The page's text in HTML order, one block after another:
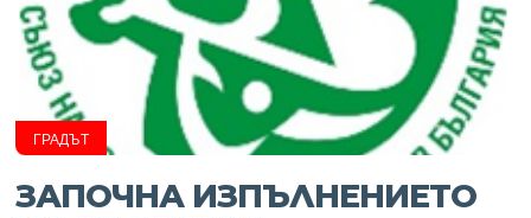
ГРАДЪТ
ЗАПОЧНА ИЗПЪЛНЕНИЕТО